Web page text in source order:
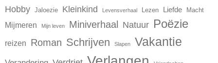
Hobby Jaloezie Kleinkind Levensverhaal Lezen Liefde Macht
Mijmeren Mijn leven Miniverhaal Natuur Poëzie
reizen Roman Schrijven Slapen Vakantie